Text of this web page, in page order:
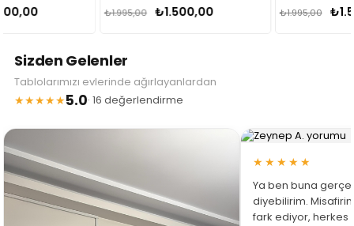
Tablo ATGE-044-F
₺1.500,00
₺1.995,00
Tablo ATGE-045-F
₺1.500,00
₺1.995,00
Sizden Gelenler
Tablolarımızı evlerinde ağırlayanlardan
★★★★★5.0· 16 değerlendirme
★★★★★
Ya ben buna
diyebilirim.
fark ediyor, herkes